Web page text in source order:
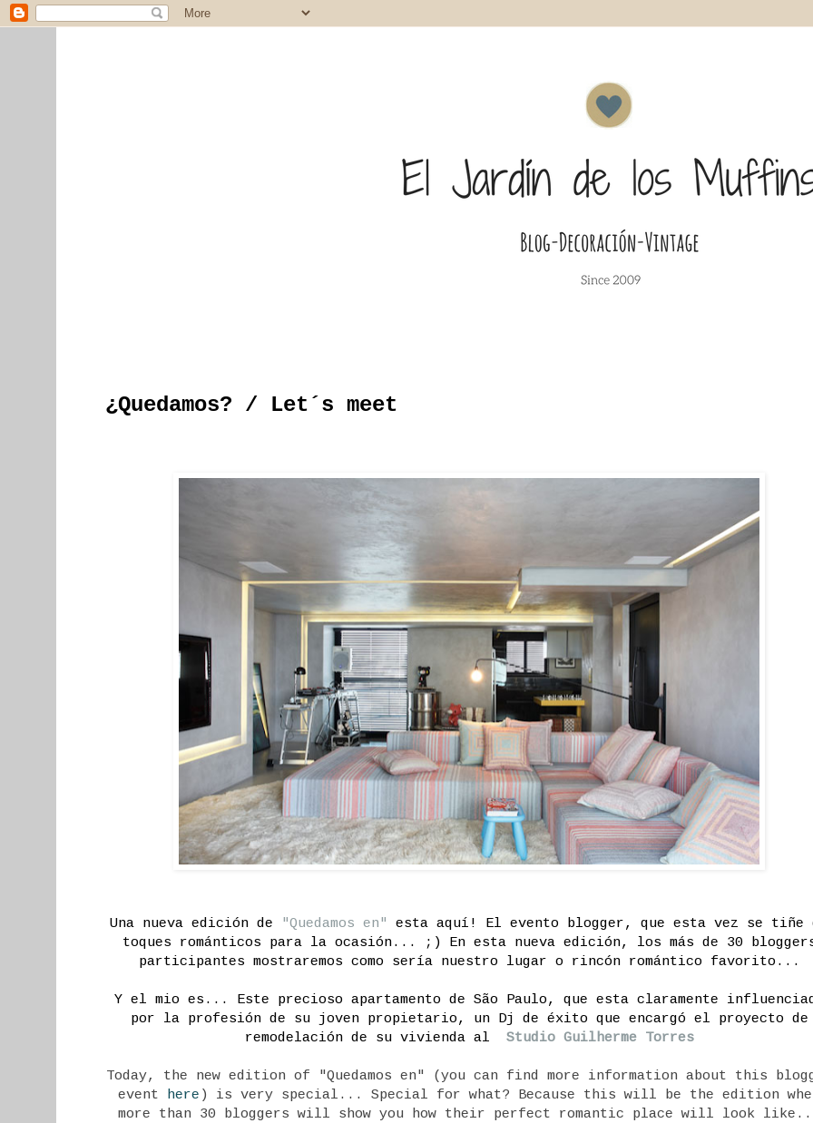
¿Quedamos? / Let´s meet
Una nueva edición de "Quedamos en"
esta aquí! El evento blogger, que esta vez se tiñe
toques románticos para la ocasión... ;) En esta nueva edición, los más de 30
participantes mostraremos como sería nuestro lugar o rincón romántico favorito...
Y el mio es... Este precioso apartamento de São Paulo, que esta claramente
por la profesión de su joven propietario, un Dj de éxito que encargó el proyecto de
remodelación de su vivienda al Studio Guilherme Torres
Today, the new edition of "Quedamos en" (you can find more information about this
event here ) is very special... Special for what? Because this will be the edition
more than 30 bloggers will show you how their perfect romantic place will look